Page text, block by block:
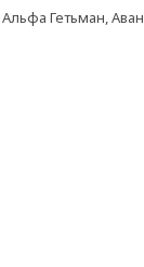
Гетьман,